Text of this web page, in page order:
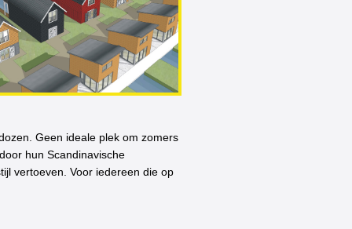
Geen ideale plek om zomers
hun Scandinavische
vertoeven. Voor iedereen die op